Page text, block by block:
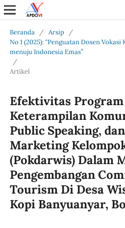
Beranda / Arsip
/
No 1 (2025): “Penguatan Dosen
menuju Indonesia Emas”
/
Artikel
Efektivitas
Keterampilan
Public Speaking,
Marketing
(Pokdarwis) Dalam
Pengembangan
Tourism Di Desa
Kopi Banyuanyar,